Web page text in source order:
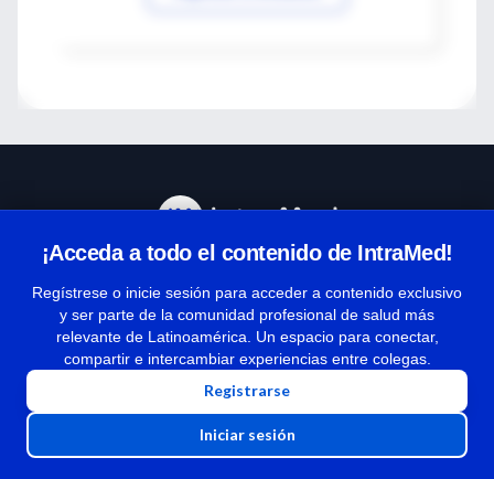
¡Acceda a todo el contenido de IntraMed!
Regístrese o inicie sesión para acceder a contenido exclusivo
y ser parte de la comunidad profesional de salud más
relevante de Latinoamérica. Un espacio para conectar,
compartir e intercambiar experiencias entre colegas.
Registrarse
Iniciar sesión
Términos y condiciones
| Políticas de privacidad
| Todos los derechos reservados | Copyright 1997-2026